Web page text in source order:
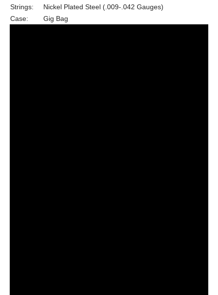
Strings:
Nickel Plated Steel (.009-.042 Gauges)
Case:
Gig Bag